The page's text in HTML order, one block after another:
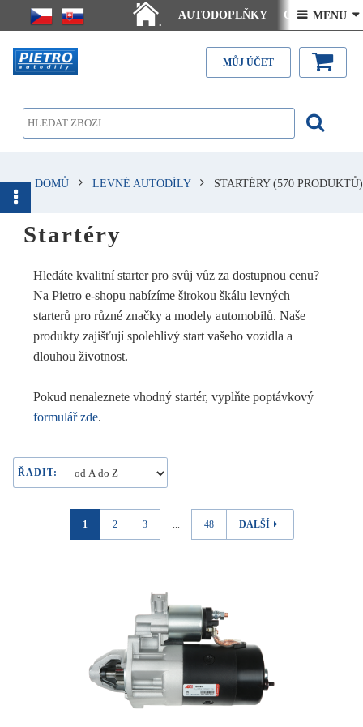
.
AUTODOPLŇKY Ceny doručení
Články - návody Kontakt
 MENU 
MŮJ ÚČET
DOMŮ LEVNÉ AUTODÍLY STARTÉRY(570 PRODUKTŮ)
Startéry
Hledáte kvalitní starter pro svůj vůz za dostupnou cenu?
Na Pietro e-shopu nabízíme širokou škálu levných
starterů pro různé značky a modely automobilů. Naše
produkty zajišťují spolehlivý start vašeho vozidla a
dlouhou životnost.
Pokud nenaleznete vhodný startér, vyplňte poptávkový
formulář zde.
ŘADIT:
1 2 3 ... 48 DALŠÍ